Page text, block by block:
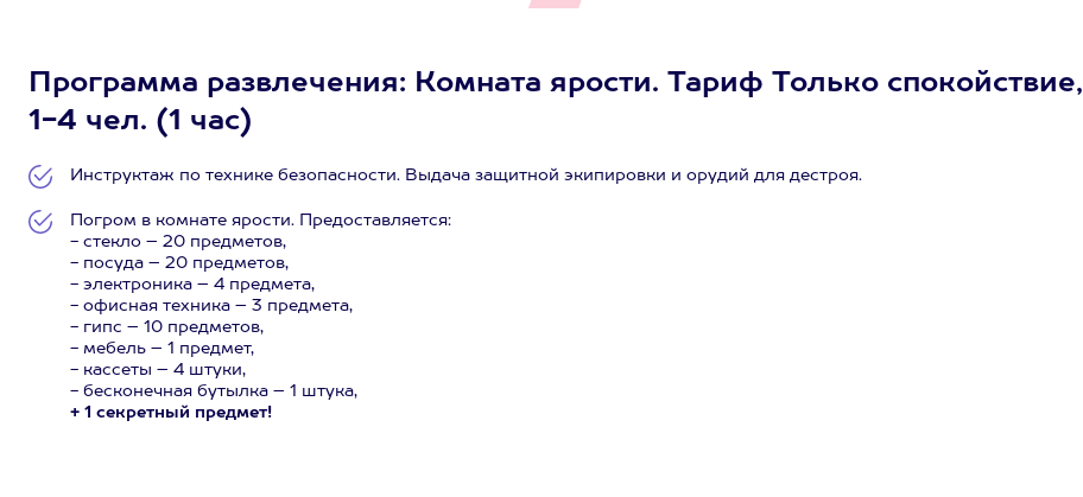
Программа развлечения: Комната ярости. Тариф Только спокойствие,
1-4 чел. (1 час)
Инструктаж по технике безопасности. Выдача защитной экипировки и орудий для дестроя.
Погром в комнате ярости. Предоставляется:
- стекло – 20 предметов,
- посуда – 20 предметов,
- электроника – 4 предмета,
- офисная техника – 3 предмета,
- гипс – 10 предметов,
- мебель – 1 предмет,
- кассеты – 4 штуки,
- бесконечная бутылка – 1 штука,
+ 1 секретный предмет!